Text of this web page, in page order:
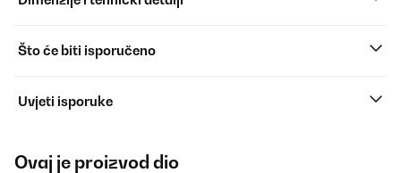
Što će biti isporučeno
Uvjeti isporuke
Ovaj je proizvod dio